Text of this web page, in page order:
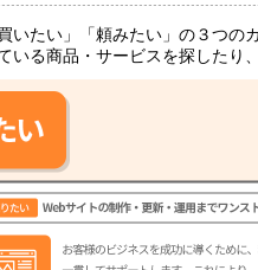
いたい」「頼みたい」の３つの
いる商品・サービスを探したり